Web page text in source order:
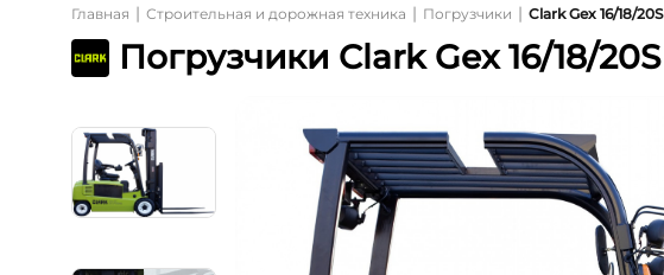
Главная | Строительная и дорожная техника | Погрузчики | Clark Gex 16/18/20S
Погрузчики Clark Gex 16/18/20S